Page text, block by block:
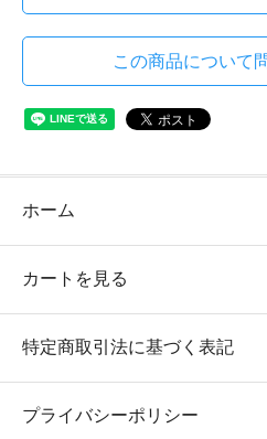
この商品について
ホーム
カートを見る
特定商取引法に基づく表記
プライバシーポリシー